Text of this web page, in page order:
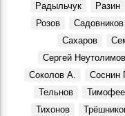
Радыльчук
Разин
Розов
Садовников
Сахаров
Сергей Неутолимов
Соколов А.
Соснин
Тельнов
Тихонов